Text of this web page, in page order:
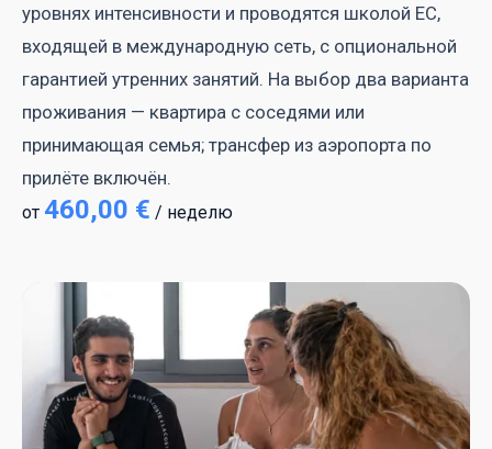
уровнях интенсивности и проводятся школой EC,
входящей в международную сеть, с опциональной
гарантией утренних занятий. На выбор два варианта
проживания — квартира с соседями или
принимающая семья; трансфер из аэропорта по
прилёте включён.
от 460,00 € / неделю